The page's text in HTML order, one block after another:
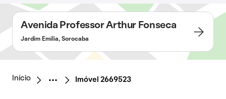
Avenida Professor Arthur Fonseca
Jardim Emilia, Sorocaba
Início Imóvel 2669523